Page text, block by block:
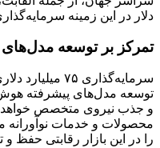
دلار در این زمینه
تمرکز بر توسعه مدل‌های
توسعه مدل‌های پیشرفته
و جذب نیروی متخصص خواهد
محصولات و خدمات نوآورانه
را در این بازار رقابتی حفظ و